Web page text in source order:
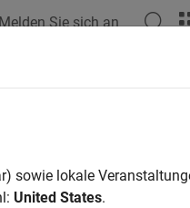
Melden Sie sich an
How useful was this
sowie lokale
United States.